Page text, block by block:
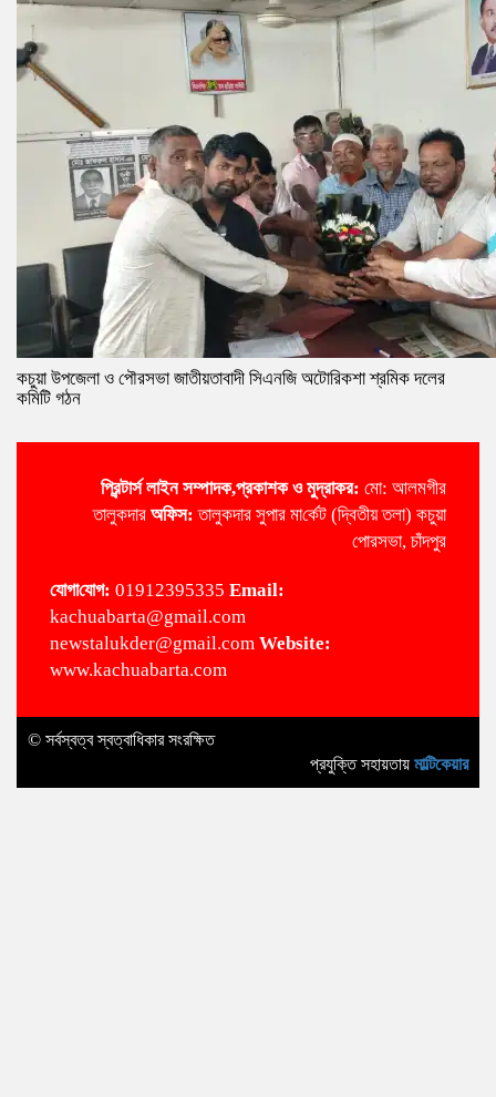
কচুয়া উপজেলা ও পৌরসভা জাতীয়তাবাদী সিএনজি অটোরিকশা শ্রমিক দলের
কমিটি গঠন
প্রিন্টার্স লাইন সম্পাদক,প্রকাশক ও মুদ্রাকর: মো: আলমগীর
তালুকদার অ‌ফিস:তালুকদার সুপার মা‌র্কেট (দ্বিতীয় তলা) কচুয়া
পোরসভা, চাঁদপুর
‌যোগা‌যোগ: 01912395335 Email:
kachuabarta@gmail.com
newstalukder@gmail.com Website:
www.kachuabarta.com
© সর্বস্বত্ব স্বত্বাধিকার সংরক্ষিত
প্রযুক্তি সহায়তায় মাল্টিকেয়ার